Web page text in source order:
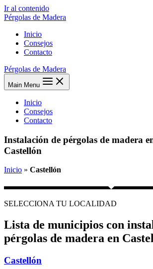
Ir al contenido
Pérgolas de Madera
Inicio
Consejos
Contacto
Pérgolas de Madera
Main Menu
Inicio
Consejos
Contacto
Instalación de pérgolas de madera
Castellón
Inicio » Castellón
SELECCIONA TU LOCALIDAD
Lista de municipios con
pérgolas de madera en
Castellón